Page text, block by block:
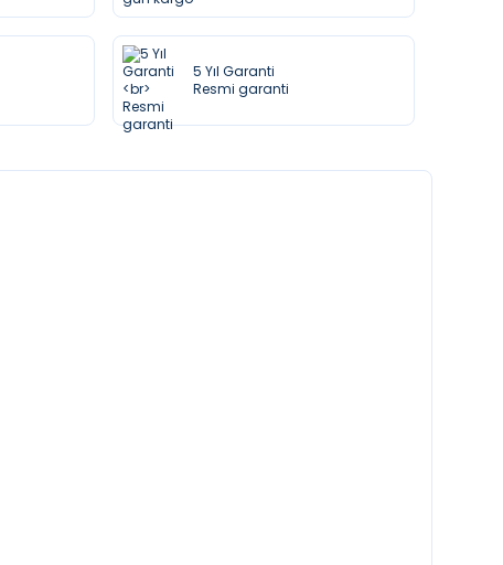
5 Yıl Garanti
Resmi garanti